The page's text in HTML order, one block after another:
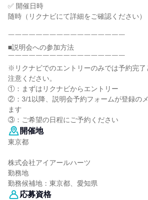
✅ 開催日時
随時（リクナビにて詳細をご確認ください）
￣￣￣￣￣￣￣￣￣￣￣￣￣￣￣￣￣
■説明会への参加方法
￣￣￣￣￣￣￣￣￣￣￣￣￣￣￣￣￣
※リクナビでのエントリーのみでは予約完
注意ください。
①：まずはリクナビからエントリー
②：3/1以降、説明会予約フォームが登録の
ます
③：ご希望の日程にご予約ください
開催地
東京都
株式会社アイアールハーツ
勤務地
勤務候補地：東京都、愛知県
応募資格